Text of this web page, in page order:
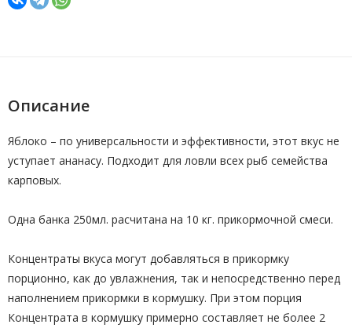
Описание
Яблоко – по универсальности и эффективности, этот вкус не
уступает ананасу. Подходит для ловли всех рыб семейства
карповых.
Одна банка 250мл. расчитана на 10 кг. прикормочной смеси.
Концентраты вкуса могут добавляться в прикормку
порционно, как до увлажнения, так и непосредственно перед
наполнением прикормки в кормушку. При этом порция
Концентрата в кормушку примерно составляет не более 2